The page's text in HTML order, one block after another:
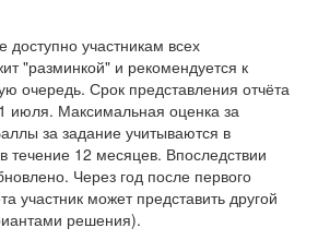
доступно участникам всех
"разминкой" и рекомендуется к
очередь. Срок представления отчёта
июля. Максимальная оценка за
за задание учитываются в
течение 12 месяцев. Впоследствии
Через год после первого
участник может представить другой
решения).